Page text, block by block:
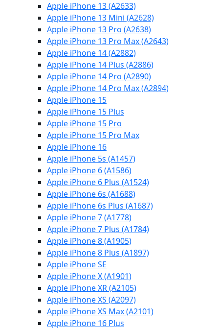
Apple iPhone 13 (A2633)
Apple iPhone 13 Mini (A2628)
Apple iPhone 13 Pro (A2638)
Apple iPhone 13 Pro Max (A2643)
Apple iPhone 14 (A2882)
Apple iPhone 14 Plus (A2886)
Apple iPhone 14 Pro (A2890)
Apple iPhone 14 Pro Max (A2894)
Apple iPhone 15
Apple iPhone 15 Plus
Apple iPhone 15 Pro
Apple iPhone 15 Pro Max
Apple iPhone 16
Apple iPhone 5s (A1457)
Apple iPhone 6 (A1586)
Apple iPhone 6 Plus (A1524)
Apple iPhone 6s (A1688)
Apple iPhone 6s Plus (A1687)
Apple iPhone 7 (A1778)
Apple iPhone 7 Plus (A1784)
Apple iPhone 8 (A1905)
Apple iPhone 8 Plus (A1897)
Apple iPhone SE
Apple iPhone X (A1901)
Apple iPhone XR (A2105)
Apple iPhone XS (A2097)
Apple iPhone XS Max (A2101)
Apple iPhone 16 Plus